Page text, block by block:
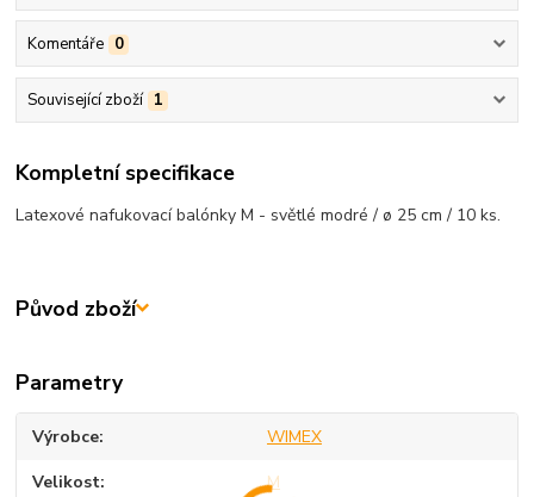
Komentáře 0
Související zboží 1
Kompletní specifikace
Latexové nafukovací balónky M - světlé modré / ø 25 cm / 10 ks.
Původ zboží
Parametry
Výrobce WIMEX
Velikost M